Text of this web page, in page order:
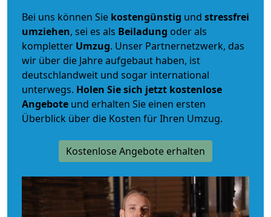
Bei uns können Sie kostengünstig und stressfrei
umziehen, sei es als Beiladung oder als
kompletter Umzug. Unser Partnernetzwerk, das
wir über die Jahre aufgebaut haben, ist
deutschlandweit und sogar international
unterwegs. Holen Sie sich jetzt kostenlose
Angebote und erhalten Sie einen ersten
Überblick über die Kosten für Ihren Umzug.
Kostenlose Angebote erhalten